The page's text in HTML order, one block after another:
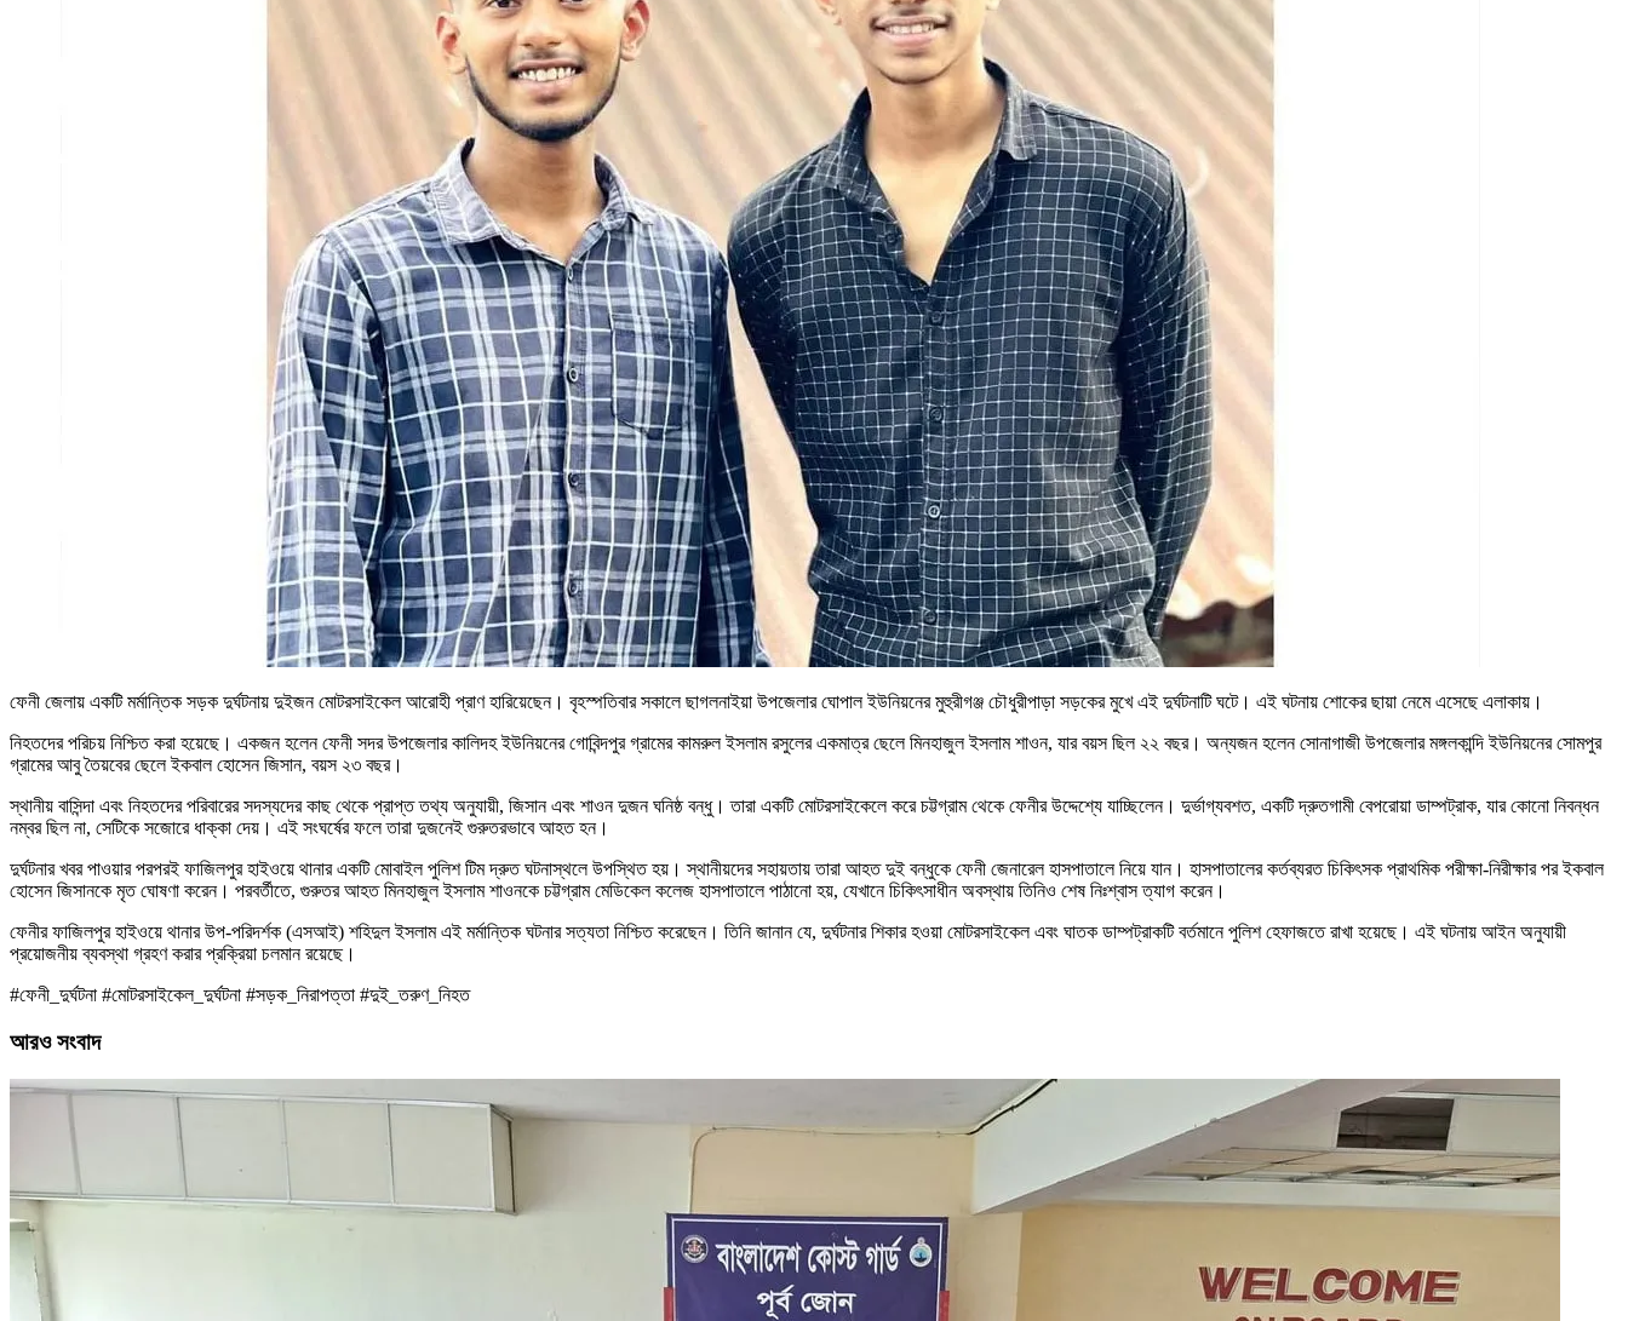
ফেনী জেলায় একটি মর্মান্তিক সড়ক দুর্ঘটনায় দুইজন মোটরসাইকেল আরোহী প্রাণ হারিয়েছেন। বৃহস্পতিবার সকালে ছাগলনাইয়া উপজেলার ঘোপাল ইউনিয়নের মুহুরীগঞ্জ চৌধুরীপাড়া সড়কের মুখে এই দুর্ঘটনাটি ঘটে। এই ঘটনায় শোকের ছায়া নেমে এসেছে এলাকায়।
নিহতদের পরিচয় নিশ্চিত করা হয়েছে। একজন হলেন ফেনী সদর উপজেলার কালিদহ ইউনিয়নের গোবিন্দপুর গ্রামের কামরুল ইসলাম রসুলের একমাত্র ছেলে মিনহাজুল ইসলাম শাওন, যার বয়স ছিল ২২ বছর। অন্যজন হলেন সোনাগাজী উপজেলার মঙ্গলকান্দি ইউনিয়নের সোমপুর
গ্রামের আবু তৈয়বের ছেলে ইকবাল হোসেন জিসান, বয়স ২৩ বছর।
স্থানীয় বাসিন্দা এবং নিহতদের পরিবারের সদস্যদের কাছ থেকে প্রাপ্ত তথ্য অনুযায়ী, জিসান এবং শাওন দুজন ঘনিষ্ঠ বন্ধু। তারা একটি মোটরসাইকেলে করে চট্টগ্রাম থেকে ফেনীর উদ্দেশ্যে যাচ্ছিলেন। দুর্ভাগ্যবশত, একটি দ্রুতগামী বেপরোয়া ডাম্পট্রাক, যার কোনো নিবন্ধন
নম্বর ছিল না, সেটিকে সজোরে ধাক্কা দেয়। এই সংঘর্ষের ফলে তারা দুজনেই গুরুতরভাবে আহত হন।
দুর্ঘটনার খবর পাওয়ার পরপরই ফাজিলপুর হাইওয়ে থানার একটি মোবাইল পুলিশ টিম দ্রুত ঘটনাস্থলে উপস্থিত হয়। স্থানীয়দের সহায়তায় তারা আহত দুই বন্ধুকে ফেনী জেনারেল হাসপাতালে নিয়ে যান। হাসপাতালের কর্তব্যরত চিকিৎসক প্রাথমিক পরীক্ষা-নিরীক্ষার পর ইকবাল
হোসেন জিসানকে মৃত ঘোষণা করেন। পরবর্তীতে, গুরুতর আহত মিনহাজুল ইসলাম শাওনকে চট্টগ্রাম মেডিকেল কলেজ হাসপাতালে পাঠানো হয়, যেখানে চিকিৎসাধীন অবস্থায় তিনিও শেষ নিঃশ্বাস ত্যাগ করেন।
ফেনীর ফাজিলপুর হাইওয়ে থানার উপ-পরিদর্শক (এসআই) শহিদুল ইসলাম এই মর্মান্তিক ঘটনার সত্যতা নিশ্চিত করেছেন। তিনি জানান যে, দুর্ঘটনার শিকার হওয়া মোটরসাইকেল এবং ঘাতক ডাম্পট্রাকটি বর্তমানে পুলিশ হেফাজতে রাখা হয়েছে। এই ঘটনায় আইন অনুযায়ী
প্রয়োজনীয় ব্যবস্থা গ্রহণ করার প্রক্রিয়া চলমান রয়েছে।
#ফেনী_দুর্ঘটনা #মোটরসাইকেল_দুর্ঘটনা #সড়ক_নিরাপত্তা #দুই_তরুণ_নিহত
আরও সংবাদ